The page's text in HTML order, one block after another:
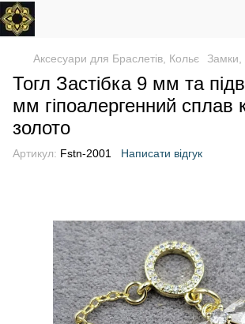
Аксесуари для Браслетів, Кольє Замки,
Тогл Застібка 9 мм та
мм гіпоалергенний сплав
золото
Артикул: Fstn-2001 Написати відгук